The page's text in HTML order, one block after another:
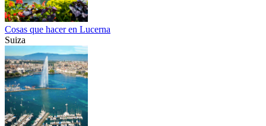
Cosas que hacer en Lucerna
Suiza